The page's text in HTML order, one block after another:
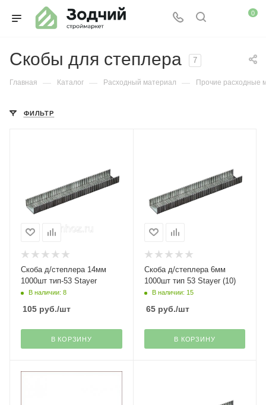
0
Скобы для степлера 7
Главная — Каталог — Расходный материал — Прочие расходные
ФИЛЬТР
Скоба д/степлера 14мм
1000шт тип-53 Stayer
В наличии: 8
105 руб./шт
В КОРЗИНУ
Скоба д/степлера 6мм
1000шт тип 53 Stayer (10)
В наличии: 15
65руб./шт
В КОРЗИНУ